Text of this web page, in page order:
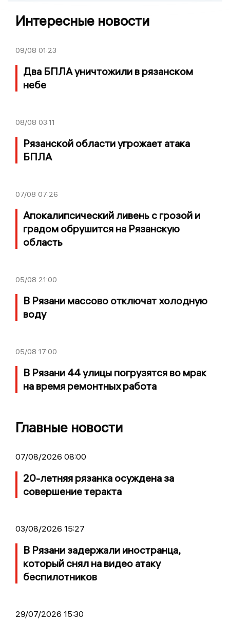
Интересные новости
09/08 01:23
Два БПЛА уничтожили в рязанском
небе
08/08 03:11
Рязанской области угрожает атака
БПЛА
07/08 07:26
Апокалипсический ливень с грозой и
градом обрушится на Рязанскую
область
05/08 21:00
В Рязани массово отключат холодную
воду
05/08 17:00
В Рязани 44 улицы погрузятся во мрак
на время ремонтных работа
Главные новости
07/08/2026 08:00
20-летняя рязанка осуждена за
совершение теракта
03/08/2026 15:27
В Рязани задержали иностранца,
который снял на видео атаку
беспилотников
29/07/2026 15:30